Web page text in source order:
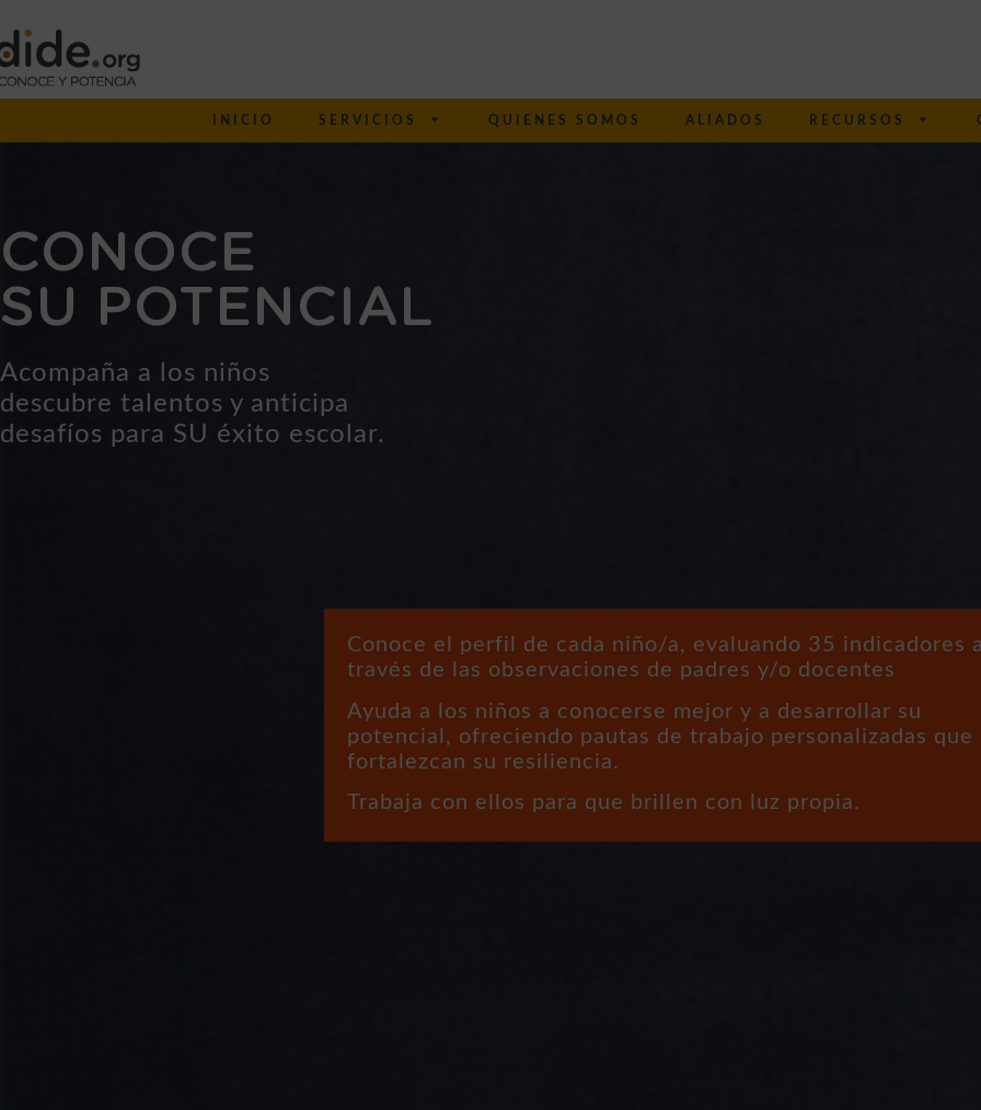
INICIO SERVICIOS QUIENES SOMOS ALIADOS RECURSOS
CONOCE
SU POTENCIAL
Acompaña a los niños
descubre talentos y anticipa
desafíos para SU éxito escolar.
Conoce el perfil de cada niño/a, evaluando 35 indicadores
través de las observaciones de padres y/o docentes
Ayuda a los niños a conocerse mejor y a desarrollar su
potencial, ofreciendo pautas de trabajo personalizadas que
fortalezcan su resiliencia.
Trabaja con ellos para que brillen con luz propia.